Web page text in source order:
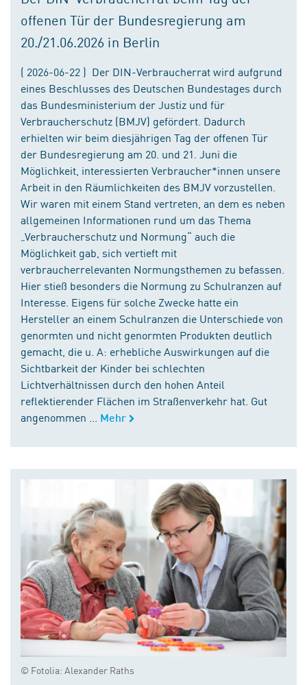
offenen Tür der Bundesregierung am
20./21.06.2026 in Berlin
( 2026-06-22 ) Der DIN-Verbraucherrat wird aufgrund
eines Beschlusses des Deutschen Bundestages durch
das Bundesministerium der Justiz und für
Verbraucherschutz (BMJV) gefördert. Dadurch
erhielten wir beim diesjährigen Tag der offenen Tür
der Bundesregierung am 20. und 21. Juni die
Möglichkeit, interessierten Verbraucher*innen unsere
Arbeit in den Räumlichkeiten des BMJV vorzustellen.
Wir waren mit einem Stand vertreten, an dem es neben
allgemeinen Informationen rund um das Thema
„Verbraucherschutz und Normung“ auch die
Möglichkeit gab, sich vertieft mit
verbraucherrelevanten Normungsthemen zu befassen.
Hier stieß besonders die Normung zu Schulranzen auf
Interesse. Eigens für solche Zwecke hatte ein
Hersteller an einem Schulranzen die Unterschiede von
genormten und nicht genormten Produkten deutlich
gemacht, die u. A: erhebliche Auswirkungen auf die
Sichtbarkeit der Kinder bei schlechten
Lichtverhältnissen durch den hohen Anteil
reflektierender Flächen im Straßenverkehr hat. Gut
angenommen ...
Mehr
© Fotolia: Alexander Raths